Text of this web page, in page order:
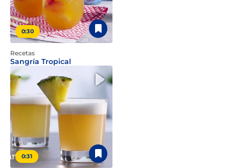
0:30
Recetas
Sangría Tropical
0:31